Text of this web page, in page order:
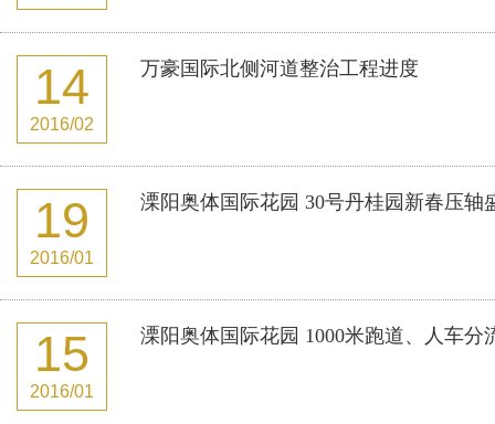
14
2016/02
万豪国际北侧河道整治工程进度
19
2016/01
溧阳奥体国际花园 30号丹桂园新春压轴
15
2016/01
溧阳奥体国际花园 1000米跑道、人车